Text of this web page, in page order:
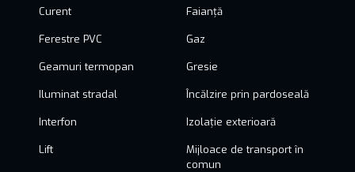
Curent Faianță
Ferestre PVC Gaz
Geamuri termopan Gresie
Iluminat stradal Încălzire prin pardoseală
Interfon Izolație exterioară
Lift
Mijloace de transport în
comun